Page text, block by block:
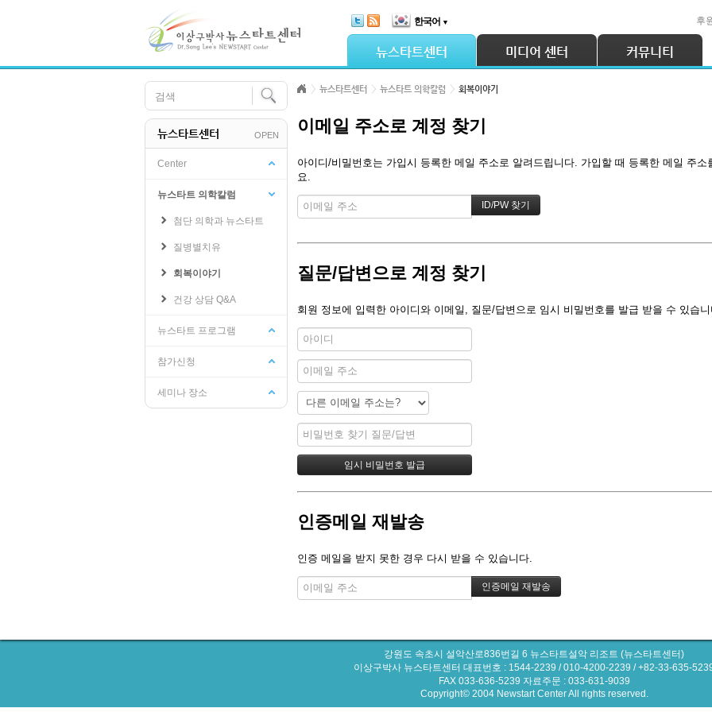
한국어 ▼ 후
뉴스타트센터 미디어 센터 커뮤니티
뉴스타트센터 OPEN
Center
뉴스타트 의학칼럼
첨단 의학과 뉴스타트
질병별치유
회복이야기
건강 상담 Q&A
뉴스타트 프로그램
참가신청
세미나 장소
뉴스타트센터 뉴스타트 의학칼럼 회복이야기
이메일 주소로 계정 찾기
아이디/비밀번호는 가입시 등록한 메일 주소로 알려드립니다. 가입할 때 등록한 메일 주
요.
질문/답변으로 계정 찾기
회원 정보에 입력한 아이디와 이메일, 질문/답변으로 임시 비밀번호를 발급 받을 수 있습
인증메일 재발송
인증 메일을 받지 못한 경우 다시 받을 수 있습니다.
강원도 속초시 설악산로836번길 6 뉴스타트설악 리조트 (뉴스타트센터)
이상구박사 뉴스타트센터 대표번호 : 1544-2239 / 010-4200-2239 / +82-33-635-
FAX 033-636-5239 자료주문 : 033-631-9039
Copyright© 2004 Newstart Center All rights reserved.